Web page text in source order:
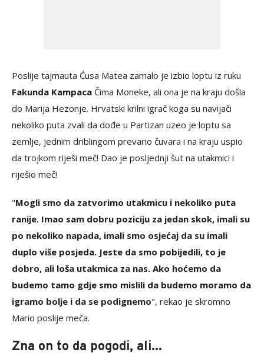
Poslije tajmauta Ćusa Matea zamalo je izbio loptu iz ruku
Fakunda Kampaca Čima Moneke, ali ona je na kraju došla
do Marija Hezonje. Hrvatski krilni igrač koga su navijači
nekoliko puta zvali da dođe u Partizan uzeo je loptu sa
zemlje, jednim driblingom prevario čuvara i na kraju uspio
da trojkom riješi meč! Dao je posljednji šut na utakmici i
riješio meč!
"Mogli smo da zatvorimo utakmicu i nekoliko puta
ranije. Imao sam dobru poziciju za jedan skok, imali su
po nekoliko napada, imali smo osjećaj da su imali
duplo više posjeda. Jeste da smo pobijedili, to je
dobro, ali loša utakmica za nas. Ako hoćemo da
budemo tamo gdje smo mislili da budemo moramo da
igramo bolje i da se podignemo", rekao je skromno
Mario poslije meča.
Zna on to da pogodi, ali...